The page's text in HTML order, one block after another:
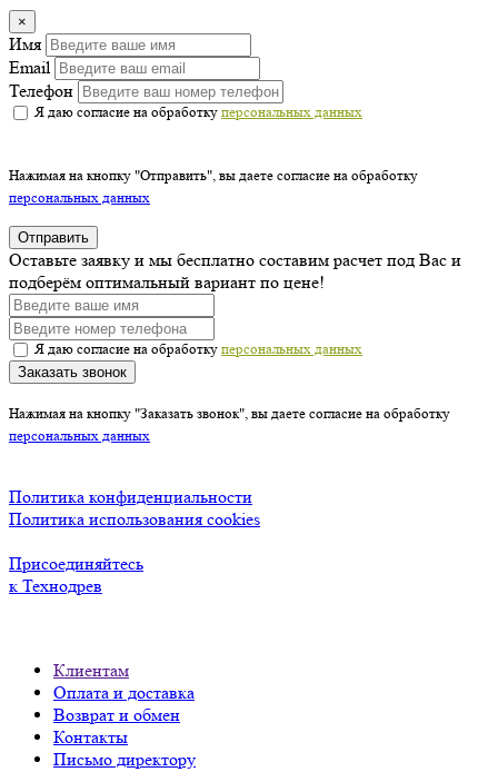
×
Имя
Email
Телефон
Я даю согласие на обработку персональных данных
Нажимая на кнопку "Отправить", вы даете согласие на обработку
персональных данных
Отправить
Оставьте заявку и мы бесплатно составим расчет под Вас и
подберём оптимальный вариант по цене!
Я даю согласие на обработку персональных данных
Заказать звонок
Нажимая на кнопку "Заказать звонок", вы даете согласие на обработку
персональных данных
Политика конфиденциальности
Политика использования cookies
Присоединяйтесь
к Технодрев
Клиентам
Оплата и доставка
Возврат и обмен
Контакты
Письмо директору